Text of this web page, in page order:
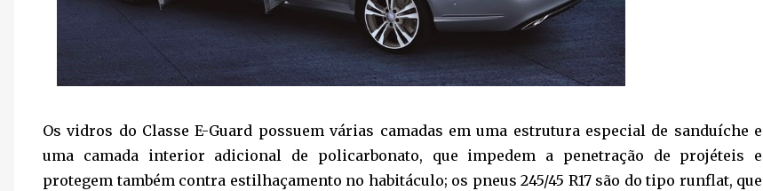
Os vidros do Classe E-Guard possuem várias camadas em uma estrutura especial de sanduíche e
uma camada interior adicional de policarbonato, que impedem a penetração de projéteis e
protegem também contra estilhaçamento no habitáculo; os pneus 245/45 R17 são do tipo runflat, que